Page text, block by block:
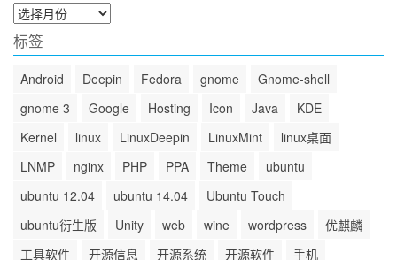
归
档
标签
Android Deepin Fedora gnome
Gnome-shell
gnome 3
Google Hosting Icon Java
KDE
Kernel
linux LinuxDeepin LinuxMint
linux桌面
LNMP
nginx PHP PPA Theme
ubuntu
ubuntu 12.04
ubuntu 14.04
Ubuntu Touch
ubuntu衍生版
Unity web wine wordpress
优麒麟
工具软件
开源信息 开源系统 开源软件
手机